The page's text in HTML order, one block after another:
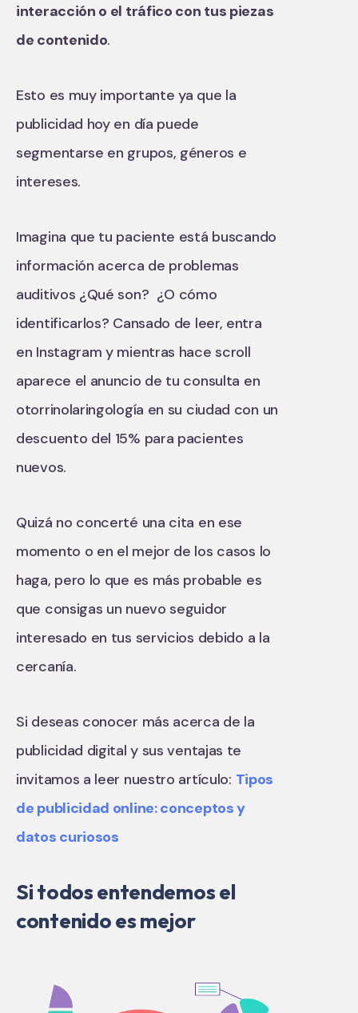
interacción o el tráfico con tus piezas
de contenido.
Esto es muy importante ya que la
publicidad hoy en día puede
segmentarse en grupos, géneros e
intereses.
Imagina que tu paciente está buscando
información acerca de problemas
auditivos ¿Qué son? ¿O cómo
identificarlos? Cansado de leer, entra
en Instagram y mientras hace scroll
aparece el anuncio de tu consulta en
otorrinolaringología en su ciudad con un
descuento del 15% para pacientes
nuevos.
Quizá no concerté una cita en ese
momento o en el mejor de los casos lo
haga, pero lo que es más probable es
que consigas un nuevo seguidor
interesado en tus servicios debido a la
cercanía.
Si deseas conocer más acerca de la
publicidad digital y sus ventajas te
invitamos a leer nuestro artículo: Tipos
de publicidad online: conceptos y
datos curiosos
Si todos entendemos el
contenido es mejor